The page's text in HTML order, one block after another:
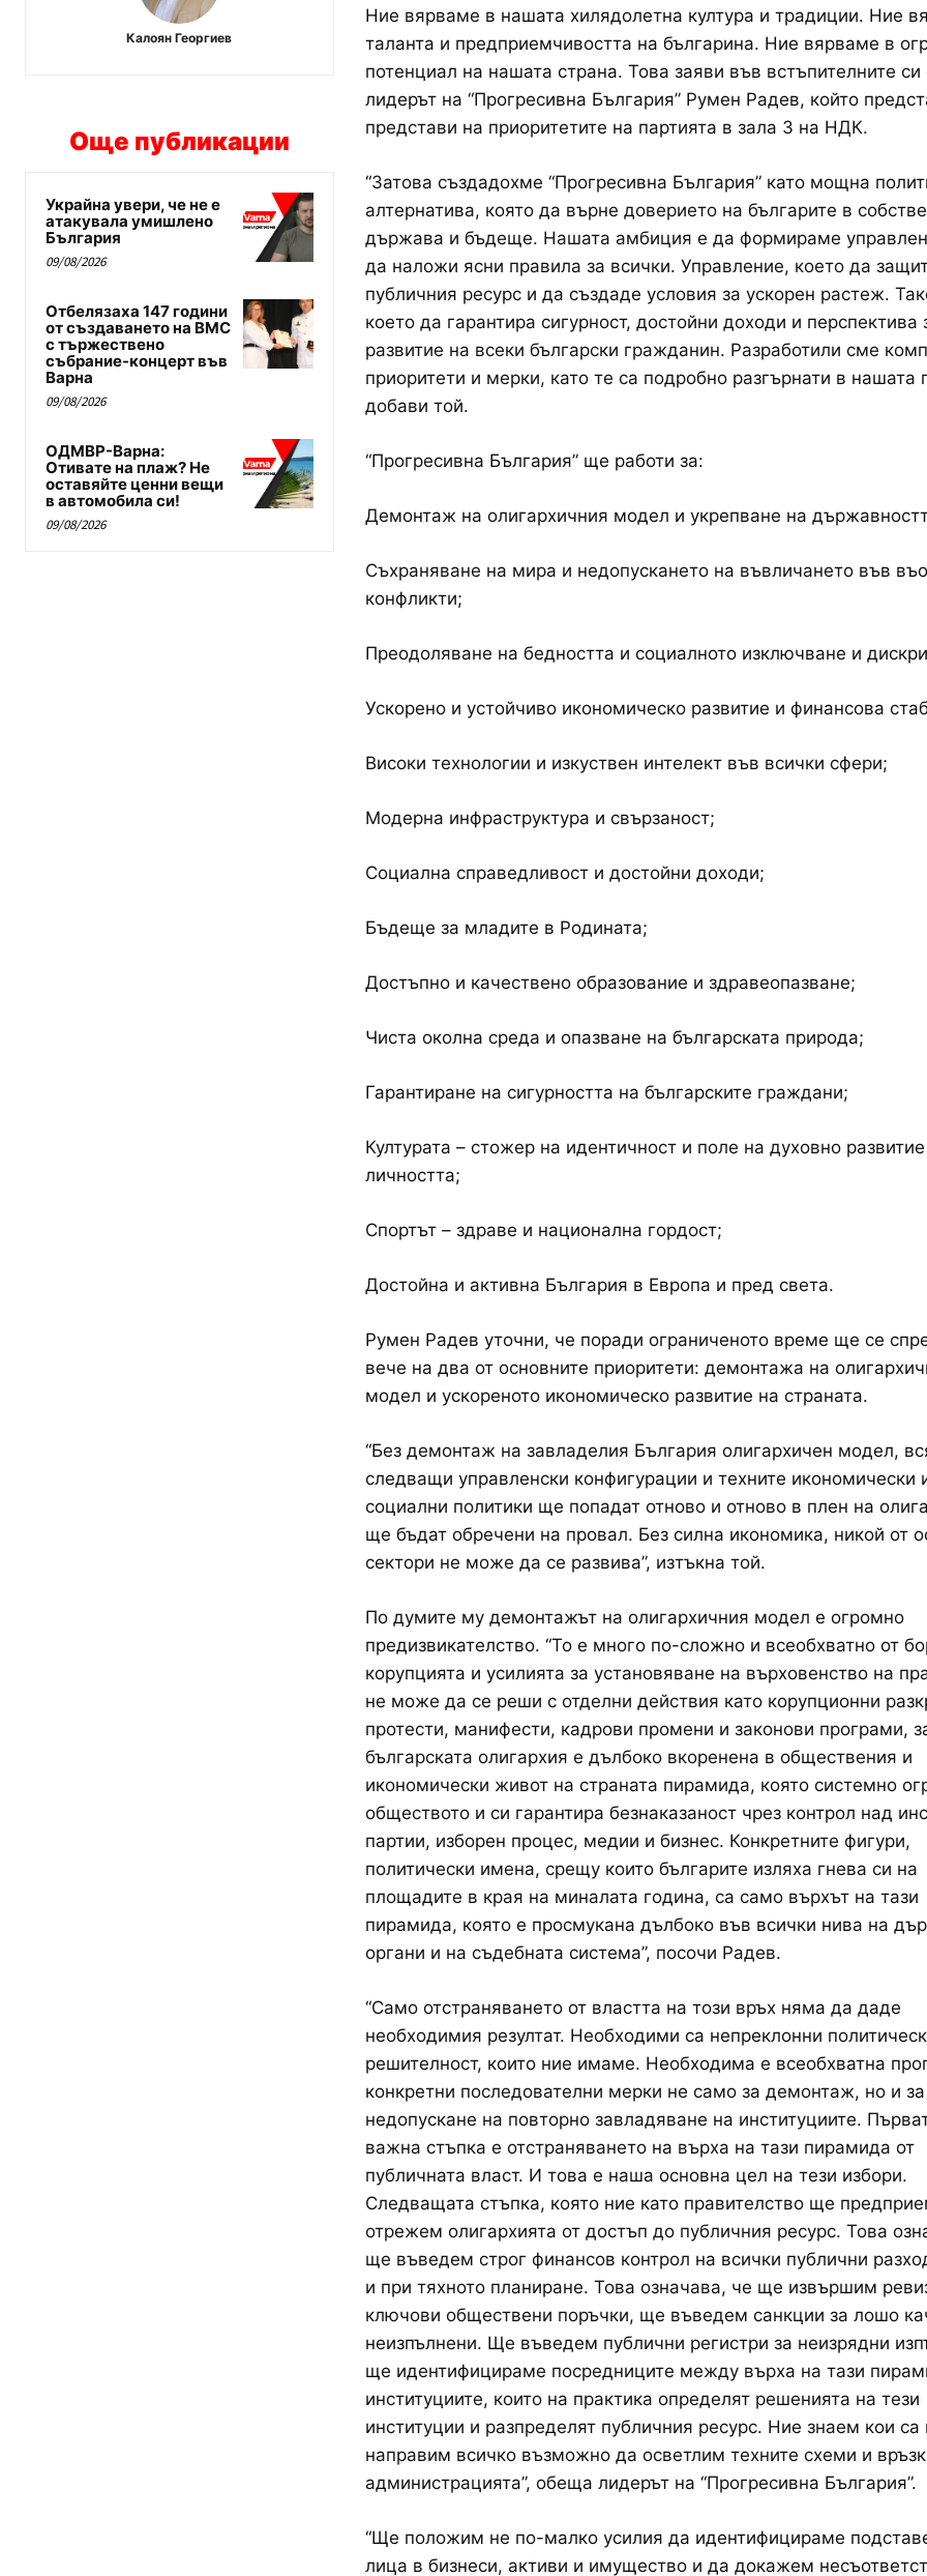
Калоян Георгиев
Още публикации
Украйна увери, че не е
атакувала умишлено
България
09/08/2026
Отбелязаха 147 години
от създаването на ВМС
с тържествено
събрание-концерт във
Варна
09/08/2026
ОДМВР-Варна:
Отивате на плаж? Не
оставяйте ценни вещи
в автомобила си!
09/08/2026
Ние вярваме в нашата хилядолетна култура и традиции. Ние
таланта и предприемчивостта на българина. Ние вярваме в
потенциал на нашата страна. Това заяви във встъпителните си
лидерът на “Прогресивна България” Румен Радев, който
представи на приоритетите на партията в зала 3 на НДК.
“Затова създадохме “Прогресивна България” като мощна
алтернатива, която да върне доверието на българите в
държава и бъдеще. Нашата амбиция е да формираме
да наложи ясни правила за всички. Управление, което да
публичния ресурс и да създаде условия за ускорен растеж.
което да гарантира сигурност, достойни доходи и перспектива
развитие на всеки български гражданин. Разработили сме
приоритети и мерки, като те са подробно разгърнати в нашата
добави той.
“Прогресивна България” ще работи за:
Демонтаж на олигархичния модел и укрепване на
Съхраняване на мира и недопускането на въвличането във
конфликти;
Преодоляване на бедността и социалното изключване и
Ускорено и устойчиво икономическо развитие и финансова
Високи технологии и изкуствен интелект във всички сфери;
Модерна инфраструктура и свързаност;
Социална справедливост и достойни доходи;
Бъдеще за младите в Родината;
Достъпно и качествено образование и здравеопазване;
Чиста околна среда и опазване на българската природа;
Гарантиране на сигурността на българските граждани;
Културата – стожер на идентичност и поле на духовно
личността;
Спортът – здраве и национална гордост;
Достойна и активна България в Европа и пред света.
Румен Радев уточни, че поради ограниченото време ще се
вече на два от основните приоритети: демонтажа на
модел и ускореното икономическо развитие на страната.
“Без демонтаж на завладелия България олигархичен модел,
следващи управленски конфигурации и техните икономически
социални политики ще попадат отново и отново в плен на
ще бъдат обречени на провал. Без силна икономика, никой от
сектори не може да се развива”, изтъкна той.
По думите му демонтажът на олигархичния модел е огромно
предизвикателство. “То е много по-сложно и всеобхватно от
корупцията и усилията за установяване на върховенство на
не може да се реши с отделни действия като корупционни
протести, манифести, кадрови промени и законови програми,
българската олигархия е дълбоко вкоренена в обществения и
икономически живот на страната пирамида, която системно
обществото и си гарантира безнаказаност чрез контрол над
партии, изборен процес, медии и бизнес. Конкретните фигури,
политически имена, срещу които българите изляха гнева си на
площадите в края на миналата година, са само върхът на тази
пирамида, която е просмукана дълбоко във всички нива на
органи и на съдебната система”, посочи Радев.
“Само отстраняването от властта на този връх няма да даде
необходимия резултат. Необходими са непреклонни
решителност, които ние имаме. Необходима е всеобхватна
конкретни последователни мерки не само за демонтаж, но и за
недопускане на повторно завладяване на институциите.
важна стъпка е отстраняването на върха на тази пирамида от
публичната власт. И това е наша основна цел на тези избори.
Следващата стъпка, която ние като правителство ще
отрежем олигархията от достъп до публичния ресурс. Това
ще въведем строг финансов контрол на всички публични
и при тяхното планиране. Това означава, че ще извършим
ключови обществени поръчки, ще въведем санкции за лошо
неизпълнени. Ще въведем публични регистри за неизрядни
ще идентифицираме посредниците между върха на тази
институциите, които на практика определят решенията на тези
институции и разпределят публичния ресурс. Ние знаем кои
направим всичко възможно да осветлим техните схеми и
администрацията”, обеща лидерът на “Прогресивна България”.
“Ще положим не по-малко усилия да идентифицираме
лица в бизнеси, активи и имущество и да докажем